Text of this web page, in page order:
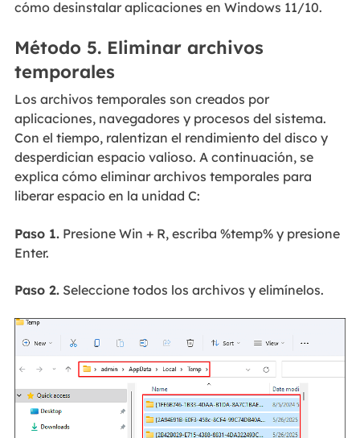
cómo desinstalar aplicaciones en Windows 11/10.
Método 5. Eliminar archivos
temporales
Los archivos temporales son creados por
aplicaciones, navegadores y procesos del sistema.
Con el tiempo, ralentizan el rendimiento del disco y
desperdician espacio valioso. A continuación, se
explica cómo eliminar archivos temporales para
liberar espacio en la unidad C:
Paso 1.Presione Win + R, escriba %temp% y presione
Enter.
Paso 2.Seleccione todos los archivos y elimínelos.